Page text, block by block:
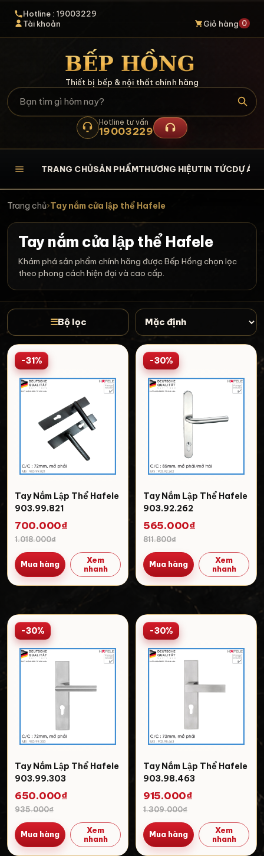
Hotline : 19003229
Tài khoản
Giỏ hàng 0
Thiết bị bếp & nội thất chính hãng
Hotline tư vấn
19003229
TRANG CHỦSẢN PHẨMTHƯƠNG HIỆUTIN TỨCDỰ ÁN
Trang chủ›Tay nắm cửa lập thể Hafele
Tay nắm cửa lập thể Hafele
Khám phá sản phẩm chính hãng được Bếp Hồng chọn lọc
theo phong cách hiện đại và cao cấp.
☰Bộ lọc
-31%
Tay Nắm Lập Thể Hafele
903.99.821
700.000₫
1.018.000₫
Mua hàng
Xem
nhanh
-30%
Tay Nắm Lập Thể Hafele
903.92.262
565.000₫
811.800₫
Mua hàng
Xem
nhanh
-30%
Tay Nắm Lập Thể Hafele
903.99.303
650.000₫
935.000₫
Mua hàng
Xem
nhanh
-30%
Tay Nắm Lập Thể Hafele
903.98.463
915.000₫
1.309.000₫
Mua hàng
Xem
nhanh